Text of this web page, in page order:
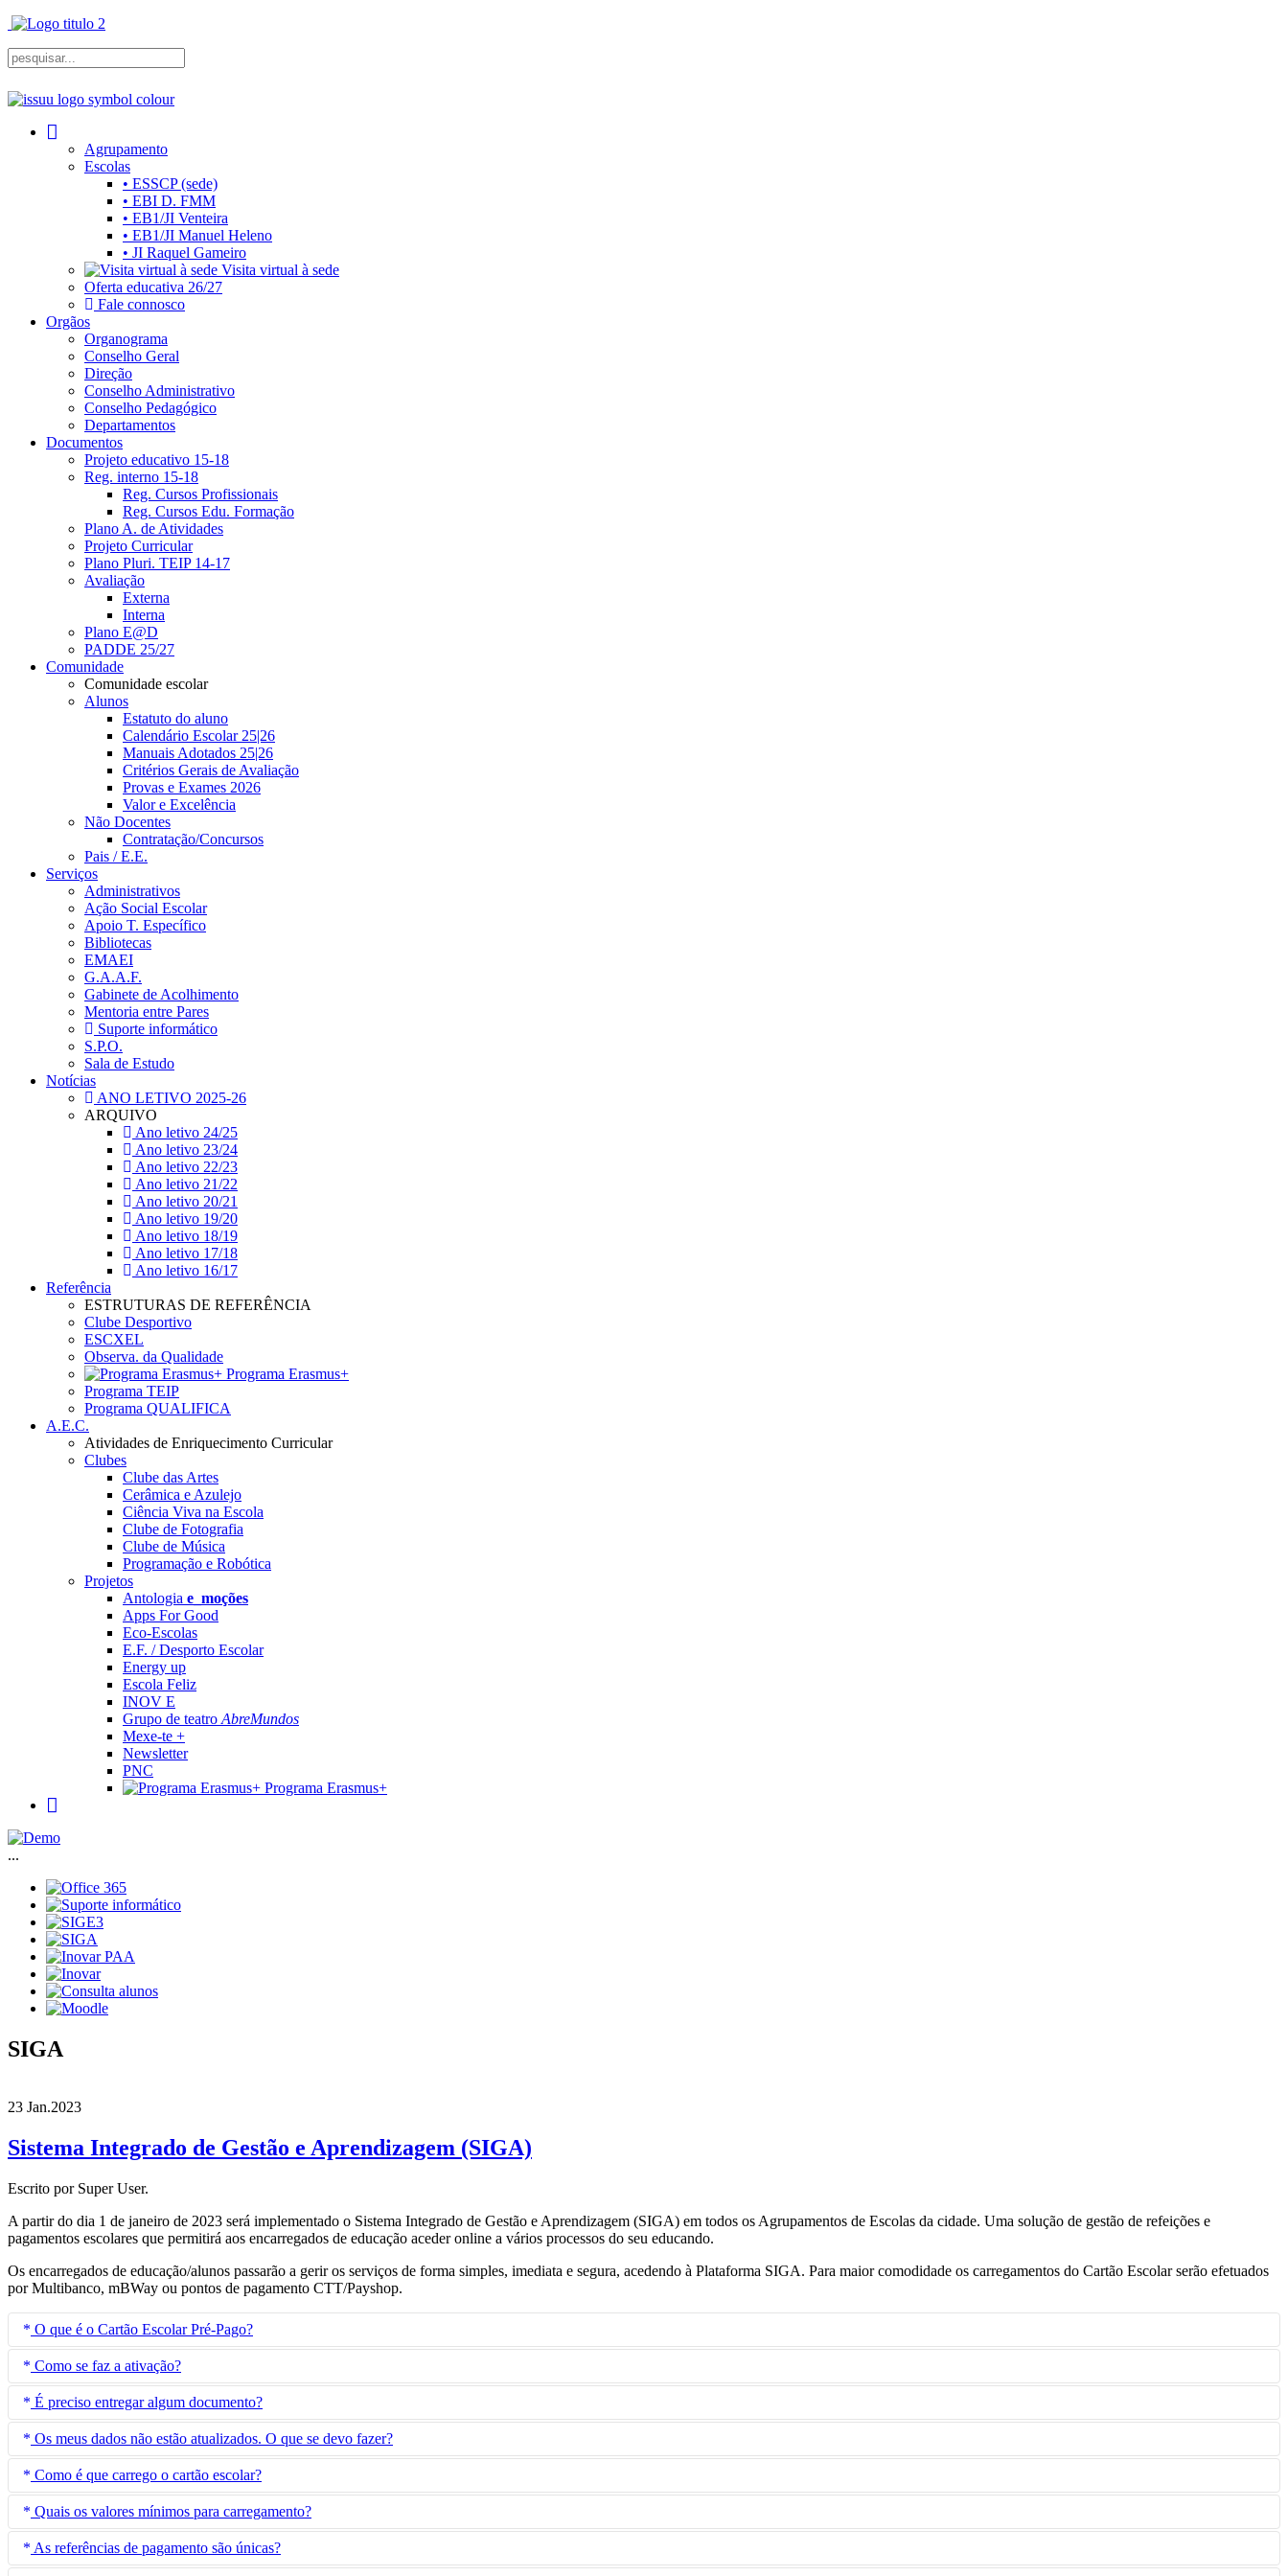
Agrupamento
Escolas
• ESSCP (sede)
• EBI D. FMM
• EB1/JI Venteira
• EB1/JI Manuel Heleno
• JI Raquel Gameiro
Visita virtual à sede
Oferta educativa 26/27
Fale connosco
Orgãos
Organograma
Conselho Geral
Direção
Conselho Administrativo
Conselho Pedagógico
Departamentos
Documentos
Projeto educativo 15-18
Reg. interno 15-18
Reg. Cursos Profissionais
Reg. Cursos Edu. Formação
Plano A. de Atividades
Projeto Curricular
Plano Pluri. TEIP 14-17
Avaliação
Externa
Interna
Plano E@D
PADDE 25/27
Comunidade
Comunidade escolar
Alunos
Estatuto do aluno
Calendário Escolar 25|26
Manuais Adotados 25|26
Critérios Gerais de Avaliação
Provas e Exames 2026
Valor e Excelência
Não Docentes
Contratação/Concursos
Pais / E.E.
Serviços
Administrativos
Ação Social Escolar
Apoio T. Específico
Bibliotecas
EMAEI
G.A.A.F.
Gabinete de Acolhimento
Mentoria entre Pares
Suporte informático
S.P.O.
Sala de Estudo
Notícias
ANO LETIVO 2025-26
ARQUIVO
Ano letivo 24/25
Ano letivo 23/24
Ano letivo 22/23
Ano letivo 21/22
Ano letivo 20/21
Ano letivo 19/20
Ano letivo 18/19
Ano letivo 17/18
Ano letivo 16/17
Referência
ESTRUTURAS DE REFERÊNCIA
Clube Desportivo
ESCXEL
Observa. da Qualidade
Programa Erasmus+
Programa TEIP
Programa QUALIFICA
A.E.C.
Atividades de Enriquecimento Curricular
Clubes
Clube das Artes
Cerâmica e Azulejo
Ciência Viva na Escola
Clube de Fotografia
Clube de Música
Programação e Robótica
Projetos
Antologia e_moções
Apps For Good
Eco-Escolas
E.F. / Desporto Escolar
Energy up
Escola Feliz
INOV E
Grupo de teatro AbreMundos
Mexe-te +
Newsletter
PNC
Programa Erasmus+
...
SIGA
23 Jan.2023
Sistema Integrado de Gestão e Aprendizagem (SIGA)
Escrito por Super User.
A partir do dia 1 de janeiro de 2023 será implementado o Sistema Integrado de Gestão e Aprendizagem (SIGA) em todos os Agrupamentos de Escolas da cidade. Uma solução de gestão de refeições e
pagamentos escolares que permitirá aos encarregados de educação aceder online a vários processos do seu educando.
Os encarregados de educação/alunos passarão a gerir os serviços de forma simples, imediata e segura, acedendo à Plataforma SIGA. Para maior comodidade os carregamentos do Cartão Escolar serão efetuados
por Multibanco, mBWay ou pontos de pagamento CTT/Payshop.
O que é o Cartão Escolar Pré-Pago?
O Cartão Escolar Pré-Pago permite a utilização dos serviços disponibilizados nos estabelecimentos de educação e ensino, designadamente refeitório, bar, reprografia e papelaria.
Como se faz a ativação?
A ativação do Cartão Escolar Pré-Pago pode ser feita eletronicamente na plataforma SIGA ou, excecionalmente, nos serviços administrativos do Agrupamento de Escolas de frequência.
1.º Passo - Aceder à Plataforma SIGA -https://siga.edubox.pt- com as credenciais atribuídas ao Encarregado de Educação
2.º Passo - No menu Cartão Escolar, ler e aceitar os Termos e Condições deste Serviço.
3.º Passo - Preencher todos os campos do formulário de ativação e criar o seu Cartão Escolar Pré-Pago.
É preciso entregar algum documento?
Não. Os dados disponibilizados aquando da matrícula são suficientes mas, no momento de ativação, é necessário validar os Termos e Condições Gerais de Utilização do sistema.
Os meus dados não estão atualizados. O que se devo fazer?
Caso se verifique que os dados do utilizador estão incorretos/desatualizados deve proceder à respetiva atualização junto dos serviços administrativos do Agrupamento de Escolas de frequência.
Como é que carrego o cartão escolar?
Após ativação, o Cartão Escolar Pré-Pago pode ser carregado usando as modalidades disponíveis para o efeito – Payshop, Multibanco, MB WAY, bastando para tal selecionar o meio preferido e clicar em
Continuar, sem qualquer tipo de custo para o utilizador.
Quais os valores mínimos para carregamento?
Multibanco MB WAY PayShop
As referências de pagamento são únicas?